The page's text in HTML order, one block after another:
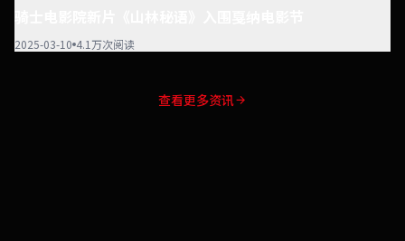
2025-03-10 4.1万次阅读
查看更多资讯